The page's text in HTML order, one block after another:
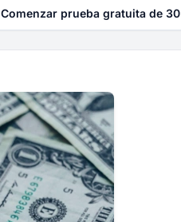
Comenzar prueba gratuita de